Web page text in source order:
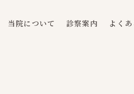
当院について 診察案内 よく